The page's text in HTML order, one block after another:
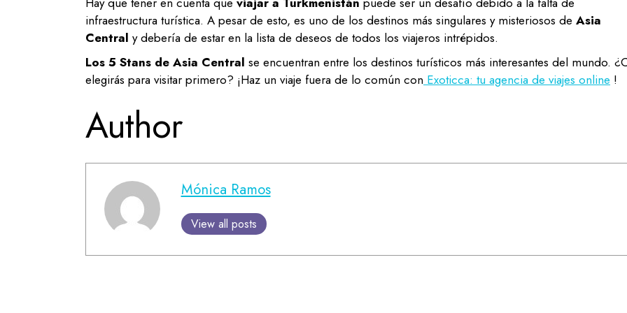
infraestructura turística. A pesar de esto, es uno de los destinos más singulares y misteriosos de Asia
Central y debería de estar en la lista de deseos de todos los viajeros intrépidos.
Los 5 Stans de Asia Central se encuentran entre los destinos turísticos más interesantes del mundo.
elegirás para visitar primero? ¡Haz un viaje fuera de lo común con Exoticca: tu agencia de viajes online !
Author
Mónica Ramos
View all posts